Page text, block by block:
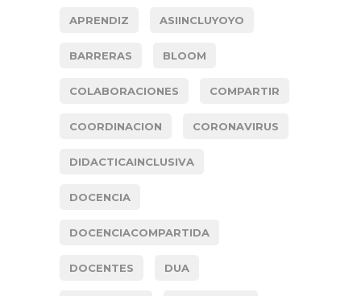
APRENDIZ ASIINCLUYOYO
BARRERAS BLOOM
COLABORACIONES COMPARTIR
COORDINACION CORONAVIRUS
DIDACTICAINCLUSIVA
DOCENCIA
DOCENCIACOMPARTIDA
DOCENTES DUA